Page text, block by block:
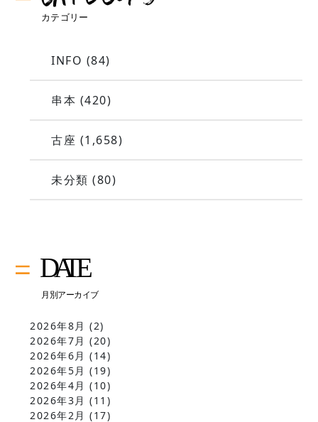
INFO (84)
串本 (420)
古座 (1,658)
未分類 (80)
2026年8月 (2)
2026年7月 (20)
2026年6月 (14)
2026年5月 (19)
2026年4月 (10)
2026年3月 (11)
2026年2月 (17)